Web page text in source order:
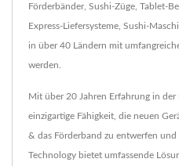
Förderbänder, Sushi-Züge, Tablet-
Express-Liefersysteme, Sushi-
in über 40 Ländern mit
werden.
Mit über 20 Jahren Erfahrung in
einzigartige Fähigkeit, die neuen
& das Förderband zu entwerfen
Technology bietet umfassende